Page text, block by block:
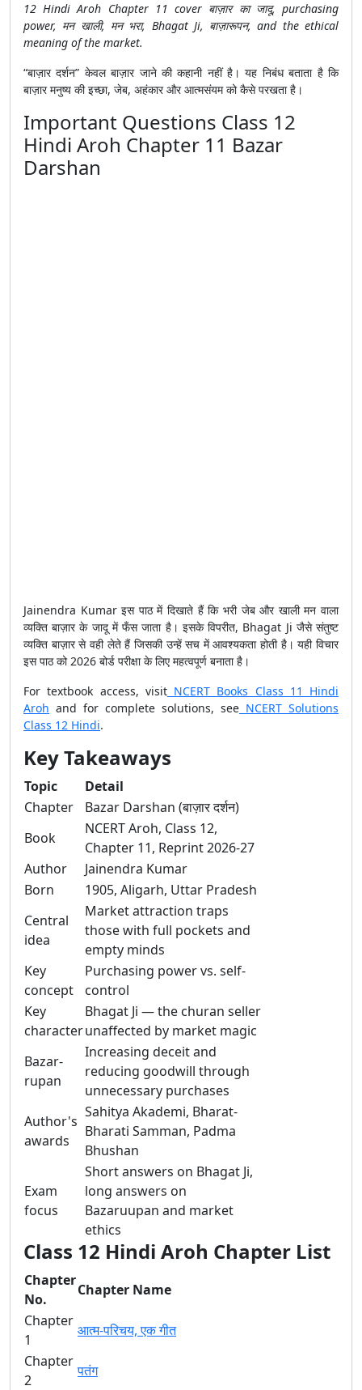
12 Hindi Aroh Chapter 11 cover बाज़ार का जादू, purchasing
power, मन खाली, मन भरा, Bhagat Ji, बाज़ारूपन, and the ethical
meaning of the market.
“बाज़ार दर्शन” केवल बाज़ार जाने की कहानी नहीं है। यह निबंध बताता है कि
बाज़ार मनुष्य की इच्छा, जेब, अहंकार और आत्मसंयम को कैसे परखता है।
Important Questions Class 12
Hindi Aroh Chapter 11 Bazar
Darshan
Jainendra Kumar इस पाठ में दिखाते हैं कि भरी जेब और खाली मन वाला
व्यक्ति बाज़ार के जादू में फँस जाता है। इसके विपरीत, Bhagat Ji जैसे संतुष्ट
व्यक्ति बाज़ार से वही लेते हैं जिसकी उन्हें सच में आवश्यकता होती है। यही विचार
इस पाठ को 2026 बोर्ड परीक्षा के लिए महत्वपूर्ण बनाता है।
For textbook access, visit NCERT Books Class 11 Hindi
Aroh and for complete solutions, see NCERT Solutions
Class 12 Hindi.
Key Takeaways
Topic
Detail
Chapter
Bazar Darshan (बाज़ार दर्शन)
Book
NCERT Aroh, Class 12,
Chapter 11, Reprint 2026-27
Author
Jainendra Kumar
Born
1905, Aligarh, Uttar Pradesh
Central
idea
Market attraction traps
those with full pockets and
empty minds
Key
concept
Purchasing power vs. self-
control
Key
character
Bhagat Ji — the churan seller
unaffected by market magic
Bazar-
rupan
Increasing deceit and
reducing goodwill through
unnecessary purchases
Author's
awards
Sahitya Akademi, Bharat-
Bharati Samman, Padma
Bhushan
Exam
focus
Short answers on Bhagat Ji,
long answers on
Bazaruupan and market
ethics
Class 12 Hindi Aroh Chapter List
Chapter
No.
Chapter Name
Chapter
1
आत्म-परिचय, एक गीत
Chapter
2
पतंग